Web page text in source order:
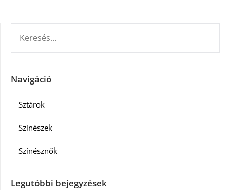
Navigáció
Sztárok
Színészek
Színésznők
Legutóbbi bejegyzések